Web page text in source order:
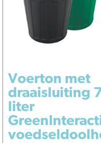
Voerton met
draaisluiting
liter